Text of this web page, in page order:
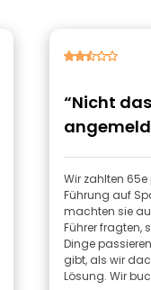
“Nicht
Wir zahlten 65e
Führung auf
machten sie
Führer fragten,
Dinge
gibt, als wir
Lösung. Wir